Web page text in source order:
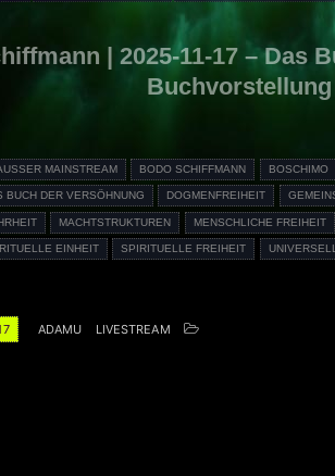
| 2025-11-17 – Das
Buchvorstellung
MAINSTREAM BODO SCHIFFMANN BOSCHIMO
BUCH DER VERSÖHNUNG DOGMENFREIHEIT
MACHTSTRUKTUREN MENSCHLICHE FREIHEIT
EINHEIT SPIRITUELLE FREIHEIT
ADAMU LIVESTREAM